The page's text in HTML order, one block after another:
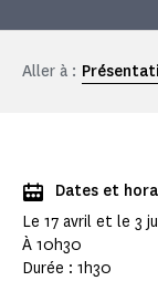
Aller à :
Dates et
Le 17 avril et le 3
À 10h30
Durée : 1h30